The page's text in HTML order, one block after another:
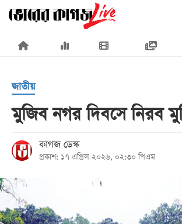
×
প্রচ্ছদ
রাজনীতি
অর্থনীতি
জাতীয়
মুজিব নগর দিবসে নিরব
কাগজ ডেস্ক
প্রকাশ: ১৭ এপ্রিল ২০২৬, ০২:৩০ পিএম